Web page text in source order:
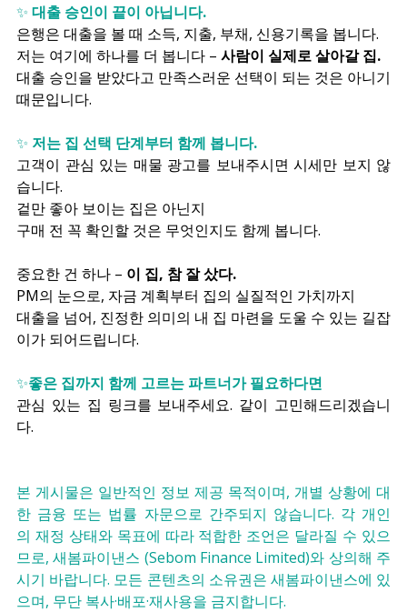
✨ 대출 승인이 끝이 아닙니다.
은행은 대출을 볼 때 소득, 지출, 부채, 신용기록을 봅니다.
저는 여기에 하나를 더 봅니다 – 사람이 실제로 살아갈 집.
대출 승인을 받았다고 만족스러운 선택이 되는 것은 아니기
때문입니다.
✨ 저는 집 선택 단계부터 함께 봅니다.
고객이 관심 있는 매물 광고를 보내주시면 시세만 보지 않
습니다.
겉만 좋아 보이는 집은 아닌지
구매 전 꼭 확인할 것은 무엇인지도 함께 봅니다.
중요한 건 하나 – 이 집, 참 잘 샀다.
PM의 눈으로, 자금 계획부터 집의 실질적인 가치까지
대출을 넘어, 진정한 의미의 내 집 마련을 도울 수 있는 길잡
이가 되어드립니다.
✨좋은 집까지 함께 고르는 파트너가 필요하다면
관심 있는 집 링크를 보내주세요. 같이 고민해드리겠습니
다.
본 게시물은 일반적인 정보 제공 목적이며, 개별 상황에 대
한 금융 또는 법률 자문으로 간주되지 않습니다. 각 개인
의 재정 상태와 목표에 따라 적합한 조언은 달라질 수 있으
므로, 새봄파이낸스 (Sebom Finance Limited)와 상의해 주
시기 바랍니다. 모든 콘텐츠의 소유권은 새봄파이낸스에 있
으며, 무단 복사·배포·재사용을 금지합니다.